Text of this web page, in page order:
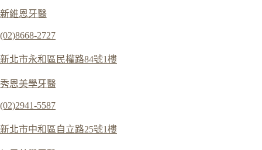
新維恩牙醫
(02)8668-2727
新北市永和區民權路84號1樓
秀恩美學牙醫
(02)2941-5587
新北市中和區自立路25號1樓